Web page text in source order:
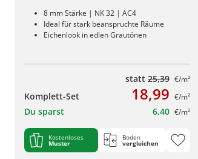
8 mm Stärke | NK 32 | AC4
Ideal für stark beanspruchte Räume
Eichenlook in edlen Grautönen
statt 25,39 €/m²
Komplett-Set 18,99 €/m²
Du sparst 6,40 €/m²
Kostenloses
Muster
Boden
vergleichen